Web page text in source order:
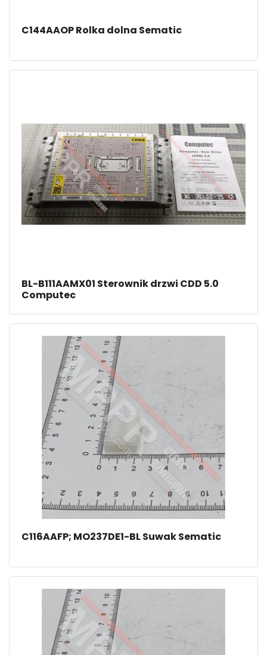
C144AAOP Rolka dolna Sematic
BL-B111AAMX01 Sterownik drzwi CDD 5.0
Computec
C116AAFP; MO237DE1-BL Suwak Sematic